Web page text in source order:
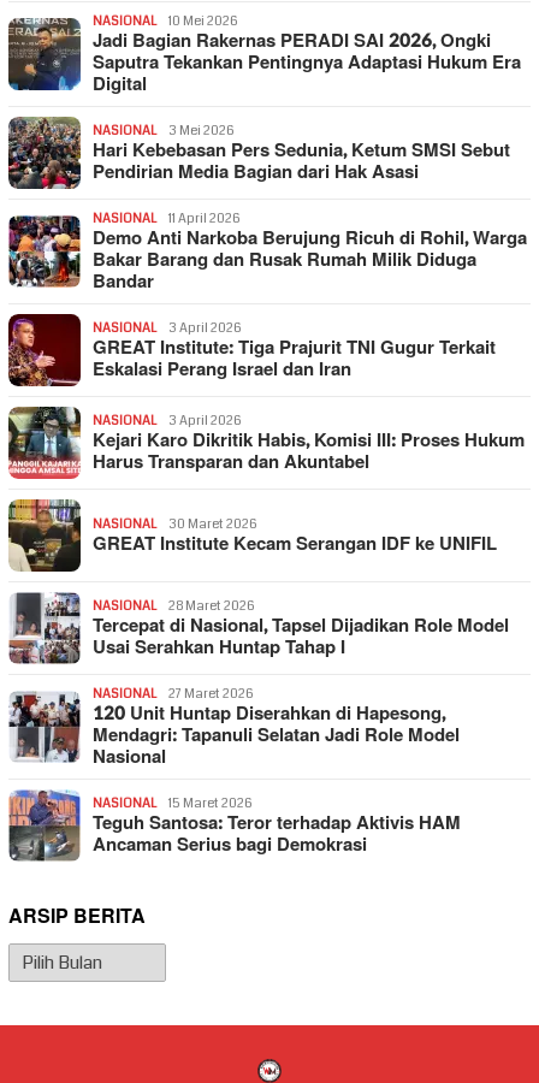
NASIONAL 10 Mei 2026
Jadi Bagian Rakernas PERADI SAI 2026, Ongki
Saputra Tekankan Pentingnya Adaptasi Hukum Era
Digital
NASIONAL 3 Mei 2026
Hari Kebebasan Pers Sedunia, Ketum SMSI Sebut
Pendirian Media Bagian dari Hak Asasi
NASIONAL 11 April 2026
Demo Anti Narkoba Berujung Ricuh di Rohil, Warga
Bakar Barang dan Rusak Rumah Milik Diduga
Bandar
NASIONAL 3 April 2026
GREAT Institute: Tiga Prajurit TNI Gugur Terkait
Eskalasi Perang Israel dan Iran
NASIONAL 3 April 2026
Kejari Karo Dikritik Habis, Komisi III: Proses Hukum
Harus Transparan dan Akuntabel
NASIONAL 30 Maret 2026
GREAT Institute Kecam Serangan IDF ke UNIFIL
NASIONAL 28 Maret 2026
Tercepat di Nasional, Tapsel Dijadikan Role Model
Usai Serahkan Huntap Tahap I
NASIONAL 27 Maret 2026
120 Unit Huntap Diserahkan di Hapesong,
Mendagri: Tapanuli Selatan Jadi Role Model
Nasional
NASIONAL 15 Maret 2026
Teguh Santosa: Teror terhadap Aktivis HAM
Ancaman Serius bagi Demokrasi
ARSIP BERITA
Arsip
Berita